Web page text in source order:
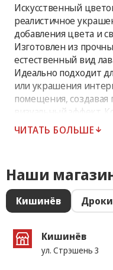
Искусственный
реалистичное
добавления цвета и
Изготовлен из
естественный вид
Идеально подходит
или украшения
помещения,
визуальный эффект.
ЧИТАТЬ БОЛЬШЕ
Наши
Кишинёв
Кишинёв
ул. Стрэшень 3